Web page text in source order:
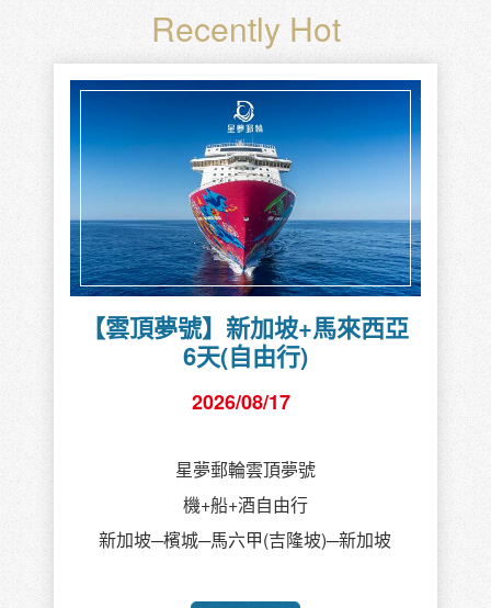
Recently Hot
【雲頂夢號】新加坡+馬來西亞
6天(自由行)
2026/08/17
星夢郵輪雲頂夢號
機+船+酒自由行
新加坡─檳城─馬六甲(吉隆坡)─新加坡